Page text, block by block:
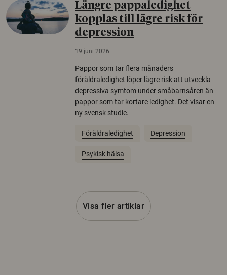
Längre pappaledighet
kopplas till lägre risk för
depression
19 juni 2026
Pappor som tar flera månaders
föräldraledighet löper lägre risk att utveckla
depressiva symtom under småbarnsåren än
pappor som tar kortare ledighet. Det visar en
ny svensk studie.
Föräldraledighet Depression
Psykisk hälsa
Visa fler artiklar